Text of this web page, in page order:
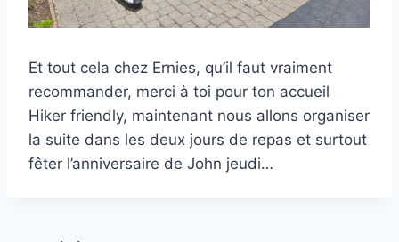
Et tout cela chez Ernies, qu’il faut vraiment
recommander, merci à toi pour ton accueil
Hiker friendly, maintenant nous allons organiser
la suite dans les deux jours de repas et surtout
fêter l’anniversaire de John jeudi…